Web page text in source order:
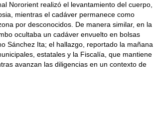
Nororient realizó el levantamiento del cuerpo,
mientras el cadáver permanece como
por desconocidos. De manera similar, en la
ocultaba un cadáver envuelto en bolsas
Sánchez Ita; el hallazgo, reportado la mañana
estatales y la Fiscalía, que mantiene
avanzan las diligencias en un contexto de